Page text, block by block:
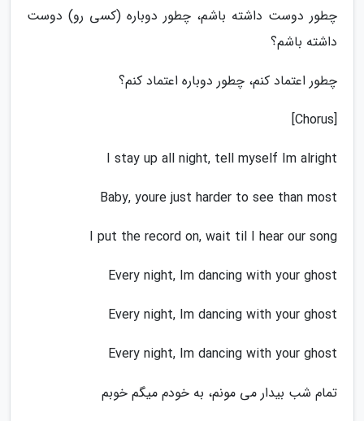
چطور دوست داشته باشم، چطور دوباره (کسی رو) دوست
داشته باشم؟
چطور اعتماد کنم، چطور دوباره اعتماد کنم؟
[Chorus]
I stay up all night, tell myself Im alright
Baby, youre just harder to see than most
I put the record on, wait til I hear our song
Every night, Im dancing with your ghost
Every night, Im dancing with your ghost
Every night, Im dancing with your ghost
تمام شب بیدار می مونم، به خودم میگم خوبم